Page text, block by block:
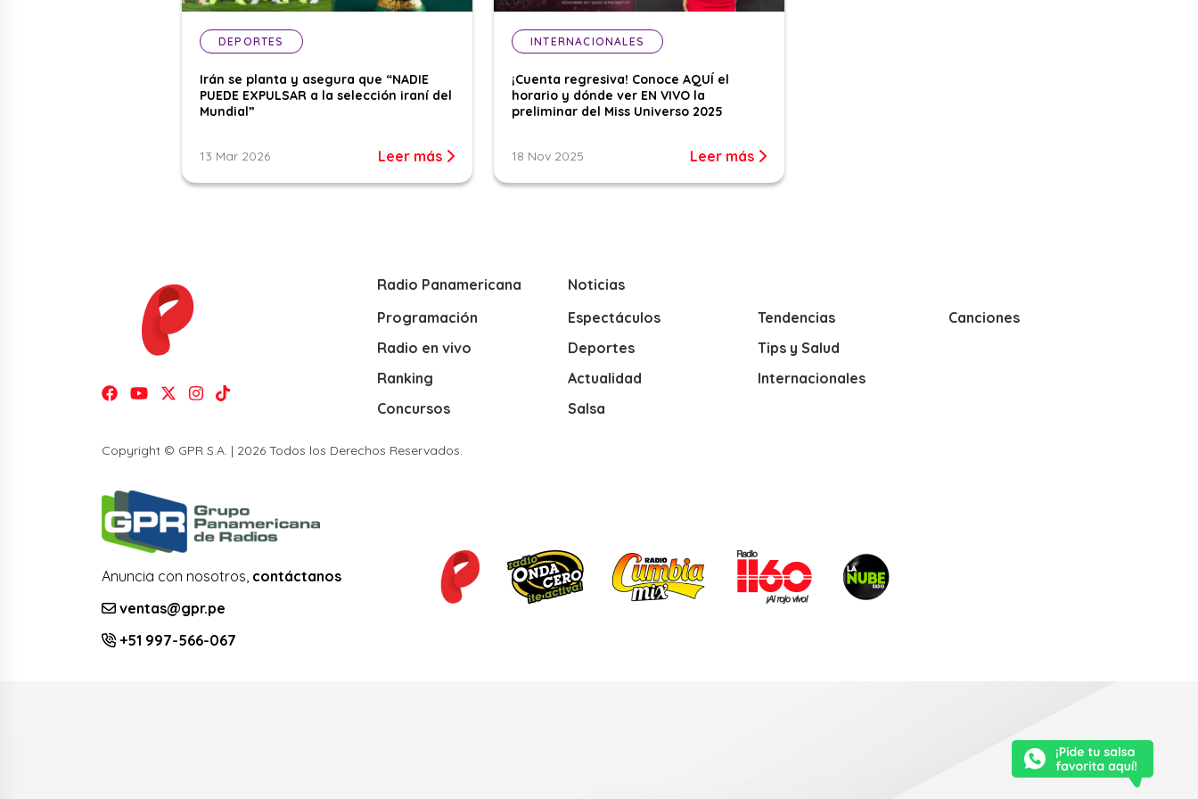
DEPORTES
Irán se planta y asegura que “NADIE
PUEDE EXPULSAR a la selección iraní del
Mundial”
13 Mar 2026 Leer más
INTERNACIONALES
¡Cuenta regresiva! Conoce AQUÍ el
horario y dónde ver EN VIVO la
preliminar del Miss Universo 2025
18 Nov 2025 Leer más
Radio Panamericana
Programación
Radio en vivo
Ranking
Concursos
Noticias
Espectáculos
Deportes
Actualidad
Salsa
Tendencias
Tips y Salud
Internacionales
Canciones
Copyright © GPR S.A. | 2026 Todos los Derechos Reservados.
Anuncia con nosotros, contáctanos
ventas@gpr.pe
+51 997-566-067